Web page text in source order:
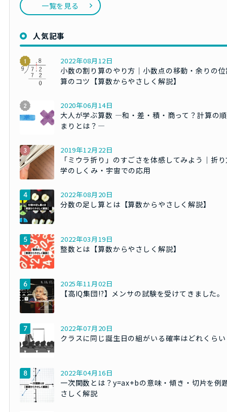
一覧を見る
人気記事
2022年08月12日
小数の割り算のやり方｜小数点の移動・余りの
算のコツ【算数からやさしく解説】
2020年06月14日
大人が学ぶ算数 ―和・差・積・商って？計算の
まりとは？―
2019年12月22日
「ミウラ折り」のすごさを体感してみよう｜折
学のしくみ・宇宙での応用
2022年08月20日
分数の足し算とは【算数からやさしく解説】
2022年03月19日
整数とは【算数からやさしく解説】
2025年11月02日
【高IQ集団!?】メンサの試験を受けてきました。
2022年07月20日
クラスに同じ誕生日の組がいる確率はどれくら
2022年04月16日
一次関数とは？y=ax+bの意味・傾き・切片を例
さしく解説